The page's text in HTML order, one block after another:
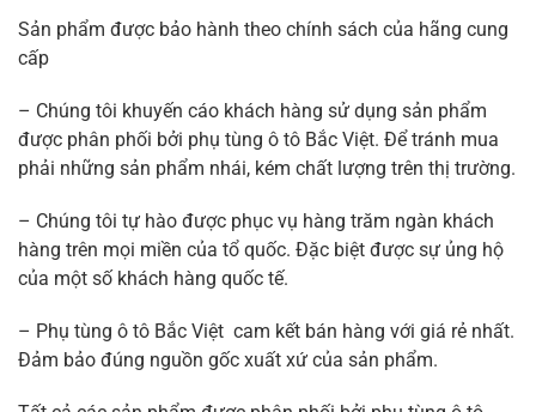
Sản phẩm được bảo hành theo chính sách của hãng cung
cấp
– Chúng tôi khuyến cáo khách hàng sử dụng sản phẩm
được phân phối bởi phụ tùng ô tô Bắc Việt. Để tránh mua
phải những sản phẩm nhái, kém chất lượng trên thị trường.
– Chúng tôi tự hào được phục vụ hàng trăm ngàn khách
hàng trên mọi miền của tổ quốc. Đặc biệt được sự ủng hộ
của một số khách hàng quốc tế.
– Phụ tùng ô tô Bắc Việt cam kết bán hàng với giá rẻ nhất.
Đảm bảo đúng nguồn gốc xuất xứ của sản phẩm.